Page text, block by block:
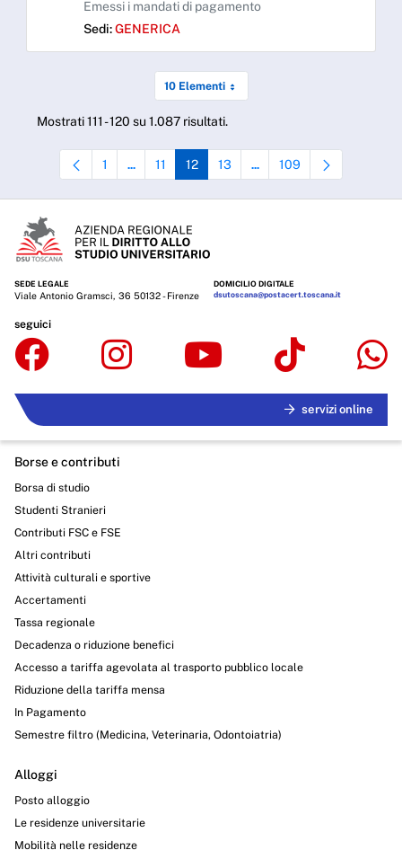
Emessi i mandati di pagamento
Sedi:GENERICA
10 Elementi
Mostrati 111 - 120 su 1.087 risultati.
Pagina
1 ...Pagine intermedie Use TAB to navigate.
Pagina
11 Pagina
12 Pagina
13 ...Pagine intermedie Use TAB
Pagina
109
SEDE LEGALE
Viale Antonio Gramsci, 36 50132 - Firenze
DOMICILIO DIGITALE
dsutoscana@postacert.toscana.it
seguici
servizi online
Borse e contributi
Borsa di studio
Studenti Stranieri
Contributi FSC e FSE
Altri contributi
Attività culturali e sportive
Accertamenti
Tassa regionale
Decadenza o riduzione benefici
Accesso a tariffa agevolata al trasporto pubblico locale
Riduzione della tariffa mensa
In Pagamento
Semestre filtro (Medicina, Veterinaria, Odontoiatria)
Alloggi
Posto alloggio
Le residenze universitarie
Mobilità nelle residenze